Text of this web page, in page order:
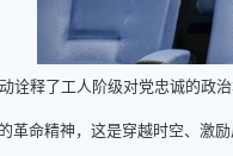
诠释了工人阶级对党忠诚的
革命精神，这是穿越时空、激